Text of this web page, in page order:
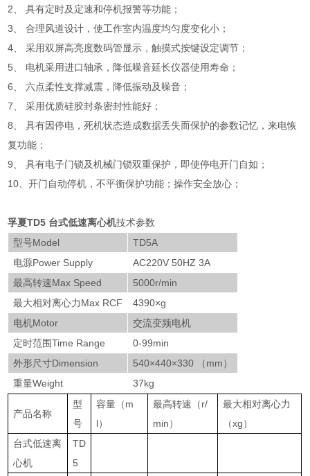
2、 具有定时及定速和停机报警等功能；
3、 合理风道设计，使工作室内温度均匀度变化小；
4、 采用双屏高亮度数码管显示，触摸式按键设定调节；
5、 电机采用进口轴承，降低噪音延长仪器使用寿命；
6、 六点柔性支撑减震，降低振动及噪音；
7、 采用优质硅胶封条密封性能好；
8、 具有因停电，死机状态造成数据丢失而保护的参数记忆，来电恢
复功能；
9、 具有电子门锁及机械门锁双重保护，即使停电开门自如；
10、开门自动停机，不平衡保护功能；操作安全放心；
孚夏TD5 台式低速离心机技术参数
型号Model
TD5A
电源Power Supply
AC220V 50HZ 3A
最高转速Max Speed
5000r/min
最大相对离心力Max RCF
4390×g
电机Motor
交流变频电机
定时范围Time Range
0-99min
外形尺寸Dimension
540×440×330 （mm）
重量Weight
37kg
产品名称
型
号
容量（m
l）
最高转速（r/
min）
最大相对离心力
（xg）
台式低速离
心机
TD
5